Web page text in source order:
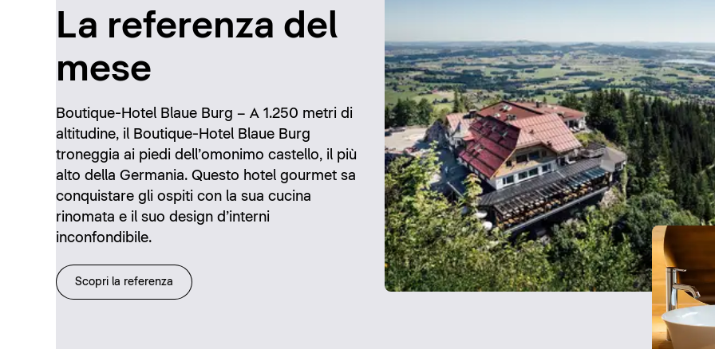
La referenza del
mese
Boutique-Hotel Blaue Burg – A 1.250 metri di
altitudine, il Boutique-Hotel Blaue Burg
troneggia ai piedi dell’omonimo castello, il più
alto della Germania. Questo hotel gourmet sa
conquistare gli ospiti con la sua cucina
rinomata e il suo design d’interni
inconfondibile.
Scopri la referenza